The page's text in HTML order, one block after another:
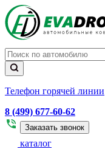
Телефон горячей линии
8 (499) 677-60-62
Заказать звонок
каталог